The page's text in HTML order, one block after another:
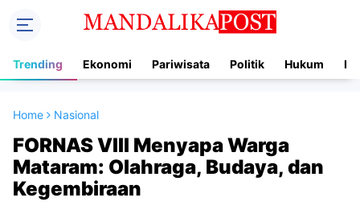
Trending Ekonomi Pariwisata Politik Hukum
Home Nasional
FORNAS VIII Menyapa Warga
Mataram: Olahraga, Budaya, dan
Kegembiraan